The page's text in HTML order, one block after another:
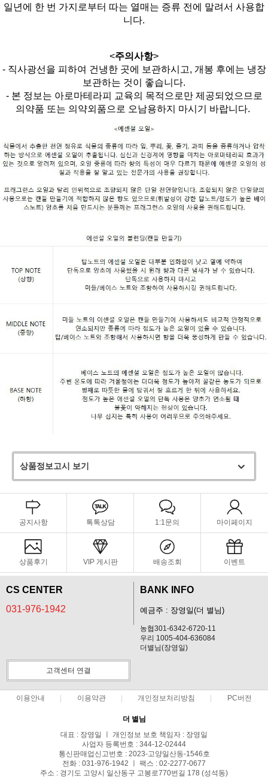
일년에 한 번 가지로부터 따는 열매는 증류 전에 말려서 사용합
니다.
<주의사항>
- 직사광선을 피하여 건냉한 곳에 보관하시고, 개봉 후에는 냉장
보관하는 것이 좋습니다.
- 본 정보는 아로마테라피 교육의 목적으로만 제공되었으므로
의약품 또는 의약외품으로 오남용하지 마시기 바랍니다.
상품정보고시 보기
공지사항 톡톡상담 1:1문의 마이페이지
상품후기 VIP 게시판 배송조회 이벤트
CS CENTER
031-976-1942
BANK INFO
예금주 : 장영일(더 별님)
농협301-6342-6720-11
우리 1005-404-636084
더별님(장영일)
고객센터 연결
이용안내 이용약관 개인정보처리방침 PC버전
더 별님
대표 : 장영일 ㅣ 개인정보 보호 책임자 : 장영일
사업자 등록번호 : 344-12-02444
통신판매업신고번호 : 2023-고양일산동-1546호
전화 : 031-976-1942 ㅣ 팩스 : 02-2277-0677
주소 : 경기도 고양시 일산동구 고봉로770번길 178 (성석동)